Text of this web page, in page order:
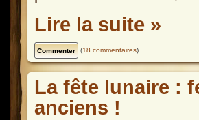
Lire la suite »
(18 commentaires)
La fête lunaire :
anciens !